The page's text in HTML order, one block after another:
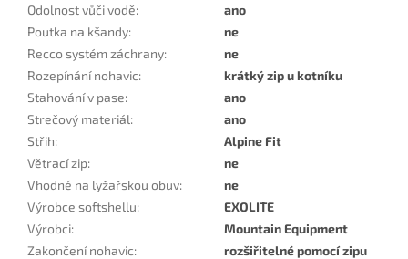
Odolnost vůči vodě:
ano
Poutka na kšandy:
ne
Recco systém záchrany:
ne
Rozepínání nohavic:
krátký zip u kotníku
Stahování v pase:
ano
Strečový materiál:
ano
Střih:
Alpine Fit
Větrací zip:
ne
Vhodné na lyžařskou obuv:
ne
Výrobce softshellu:
EXOLITE
Výrobci:
Mountain Equipment
Zakončení nohavic:
rozšiřitelné pomocí zipu